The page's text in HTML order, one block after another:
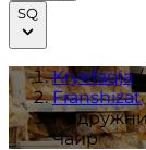
SQ
Kryefaqja/
Franshizat
Чаир